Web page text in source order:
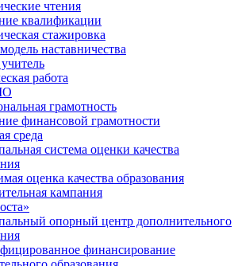
чтения
квалификации
стажировка
наставничества
работа
грамотность
финансовой грамотности
среда
система оценки качества
оценка качества образования
кампания
опорный центр дополнительного
финансирование